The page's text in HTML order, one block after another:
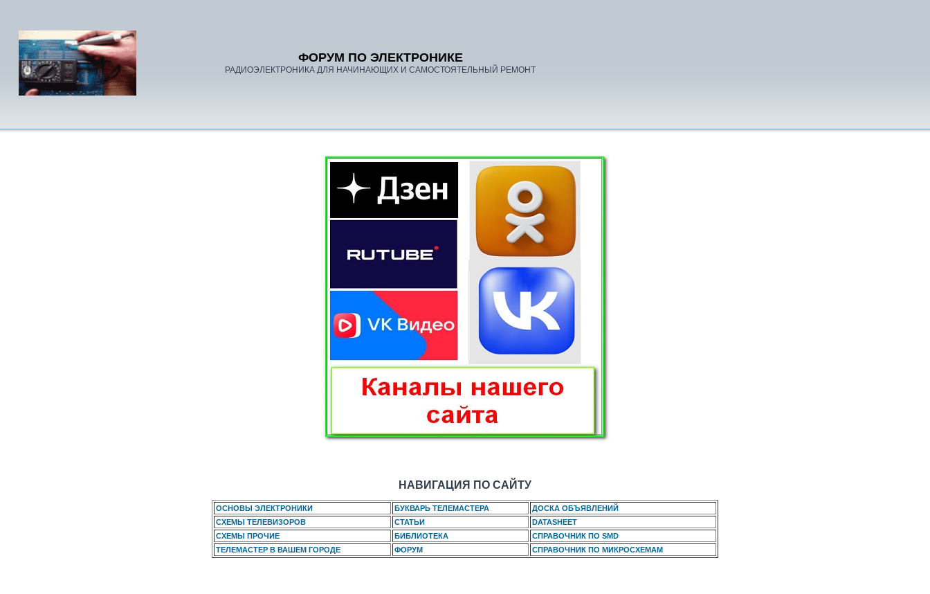
ФОРУМ ПО ЭЛЕКТРОНИКЕ
РАДИОЭЛЕКТРОНИКА ДЛЯ НАЧИНАЮЩИХ И САМОСТОЯТЕЛЬНЫЙ РЕМОНТ
НАВИГАЦИЯ ПО САЙТУ
ОСНОВЫ ЭЛЕКТРОНИКИ БУКВАРЬ ТЕЛЕМАСТЕРА
ДОСКА ОБЪЯВЛЕНИЙ
СХЕМЫ ТЕЛЕВИЗОРОВ
СТАТЬИ
DATASHEET
СХЕМЫ ПРОЧИЕ
БИБЛИОТЕКА
СПРАВОЧНИК ПО SMD
ТЕЛЕМАСТЕР В ВАШЕМ ГОРОДЕ
ФОРУМ СПРАВОЧНИК ПО МИКРОСХЕМАМ